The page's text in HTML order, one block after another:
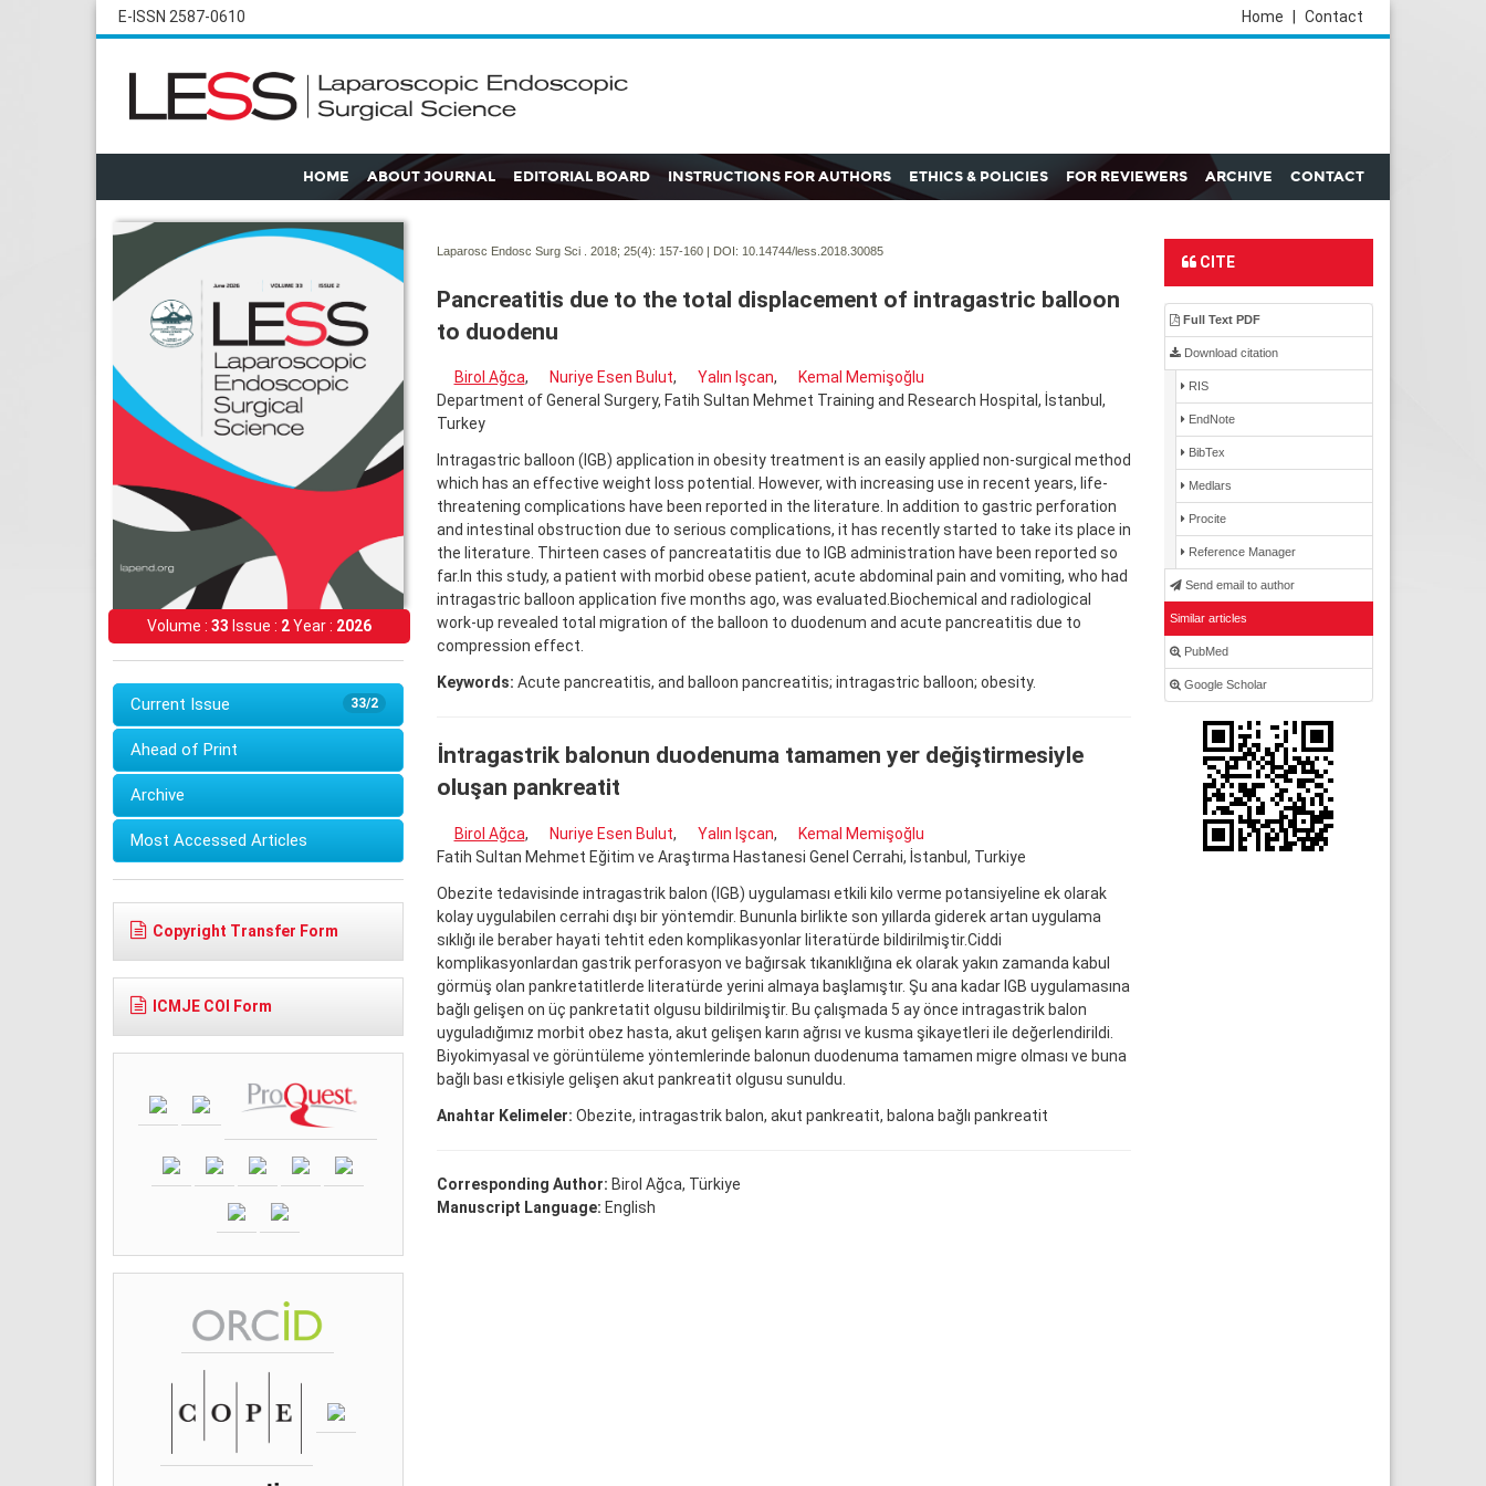
E-ISSN 2587-0610 Contact
Home
HOME ABOUT JOURNAL EDITORIAL BOARD INSTRUCTIONS FOR AUTHORS ETHICS & POLICIES FOR REVIEWERS ARCHIVE CONTACT
Volume : 33 Issue : 2Year : 2026
33/2
Current Issue
Ahead of Print
Archive
Most Accessed Articles
Copyright Transfer Form
ICMJE COI Form
Laparosc Endosc Surg Sci . 2018; 25(4): 157-160 | DOI: 10.14744/less.2018.30085
Pancreatitis due to the total displacement of intragastric balloon
to duodenu
Birol Ağca, Nuriye Esen Bulut, Yalın Işcan,
Kemal Memişoğlu
Department of General Surgery, Fatih Sultan Mehmet Training and Research Hospital, İstanbul,
Turkey
Intragastric balloon (IGB) application in obesity treatment is an easily applied non-surgical method
which has an effective weight loss potential. However, with increasing use in recent years, life-
threatening complications have been reported in the literature. In addition to gastric perforation
and intestinal obstruction due to serious complications, it has recently started to take its place in
the literature. Thirteen cases of pancreatatitis due to IGB administration have been reported so
far.In this study, a patient with morbid obese patient, acute abdominal pain and vomiting, who had
intragastric balloon application five months ago, was evaluated.Biochemical and radiological
work-up revealed total migration of the balloon to duodenum and acute pancreatitis due to
compression effect.
Keywords: Acute pancreatitis, and balloon pancreatitis; intragastric balloon; obesity.
İntragastrik balonun duodenuma tamamen yer değiştirmesiyle
oluşan pankreatit
Birol Ağca, Nuriye Esen Bulut, Yalın Işcan,
Kemal Memişoğlu
Fatih Sultan Mehmet Eğitim ve Araştırma Hastanesi Genel Cerrahi, İstanbul, Turkiye
Obezite tedavisinde intragastrik balon (IGB) uygulaması etkili kilo verme potansiyeline ek olarak
kolay uygulabilen cerrahi dışı bir yöntemdir. Bununla birlikte son yıllarda giderek artan uygulama
sıklığı ile beraber hayati tehtit eden komplikasyonlar literatürde bildirilmiştir.Ciddi
komplikasyonlardan gastrik perforasyon ve bağırsak tıkanıklığına ek olarak yakın zamanda kabul
görmüş olan pankretatitlerde literatürde yerini almaya başlamıştır. Şu ana kadar IGB uygulamasına
bağlı gelişen on üç pankretatit olgusu bildirilmiştir. Bu çalışmada 5 ay önce intragastrik balon
uyguladığımız morbit obez hasta, akut gelişen karın ağrısı ve kusma şikayetleri ile değerlendirildi.
Biyokimyasal ve görüntüleme yöntemlerinde balonun duodenuma tamamen migre olması ve buna
bağlı bası etkisiyle gelişen akut pankreatit olgusu sunuldu.
Anahtar Kelimeler: Obezite, intragastrik balon, akut pankreatit, balona bağlı pankreatit
Corresponding Author: Birol Ağca, Türkiye
Manuscript Language: English
CITE
Full Text PDF
Download citation
RIS
EndNote
BibTex
Medlars
Procite
Reference Manager
Send email to author
Similar articles
PubMed
Google Scholar